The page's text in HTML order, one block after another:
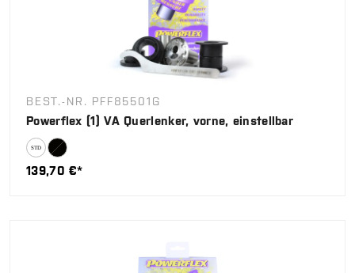
BEST.-NR. PFF85501G
Powerflex (1) VA Querlenker, vorne, einstellbar
139,70 €*